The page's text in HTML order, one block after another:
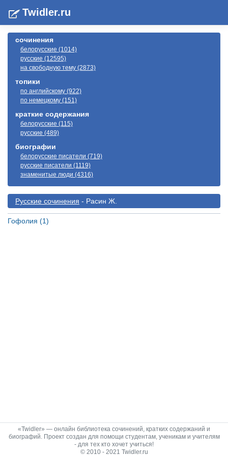
Twidler.ru
сочинения
белорусские (1014)
русские (12595)
на свободную тему (2873)
топики
по английскому (922)
по немецкому (151)
краткие содержания
белорусские (115)
русские (489)
биографии
белорусские писатели (719)
русские писатели (1119)
знаменитые люди (4316)
Русские сочинения - Расин Ж.
Гофолия (1)
«Twidler» — онлайн библиотека сочинений, кратких содержаний и
биографий. Проект создан для помощи студентам, ученикам и учителям
- для тех кто хочет учиться!
© 2010 - 2021 Twidler.ru